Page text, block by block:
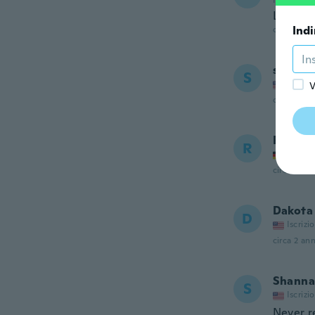
Looks
circa un
S shilah
circa un
R Rubina
circa un
D Dakota
circa 2
S Shanna